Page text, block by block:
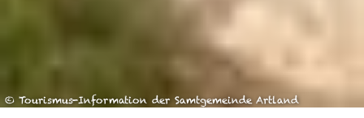
© Tourismus-Information der Samtgemeinde Artland